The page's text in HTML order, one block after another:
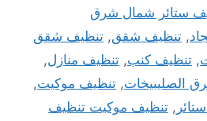
ستائر شمال شرق
, تنظيف شقق, تنظيف شقق
, تنظيف كنب, تنظيف منازل,
الصليبيخات, تنظيف موكيت,
, تنظيف موكيت تنظيف